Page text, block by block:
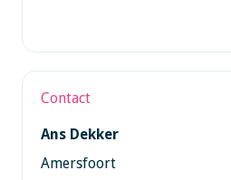
Contact
Ans Dekker
Amersfoort